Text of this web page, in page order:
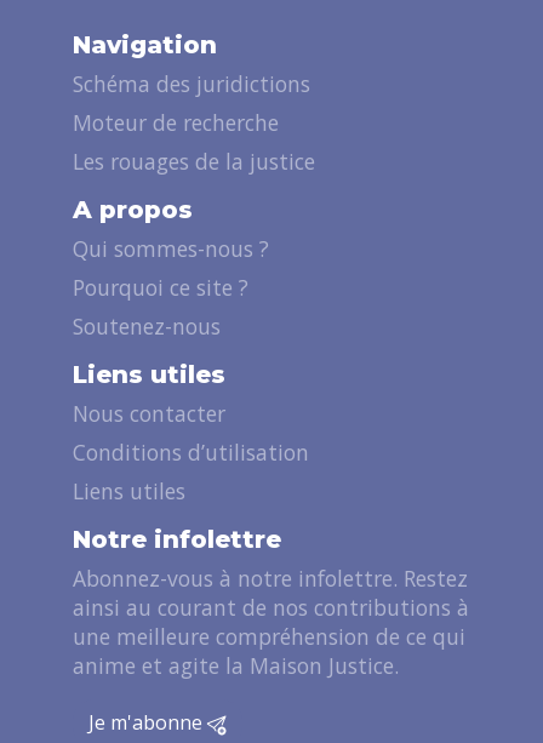
Navigation
Schéma des juridictions
Moteur de recherche
Les rouages de la justice
A propos
Qui sommes-nous ?
Pourquoi ce site ?
Soutenez-nous
Liens utiles
Nous contacter
Conditions d’utilisation
Liens utiles
Notre infolettre
Abonnez-vous à notre infolettre. Restez
ainsi au courant de nos contributions à
une meilleure compréhension de ce qui
anime et agite la Maison Justice.
Je m'abonne